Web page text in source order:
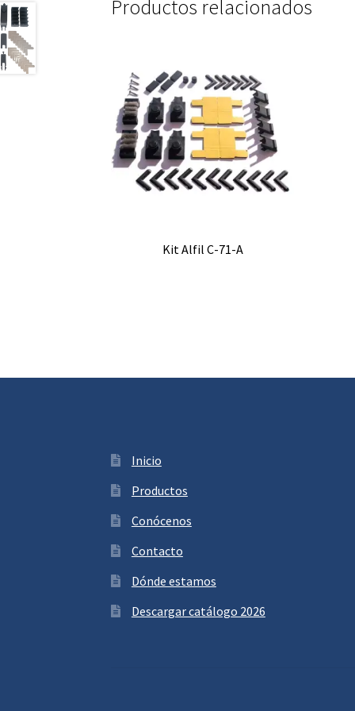
Productos relacionados
Kit Alfil C-71-A
Inicio
Productos
Conócenos
Contacto
Dónde estamos
Descargar catálogo 2026